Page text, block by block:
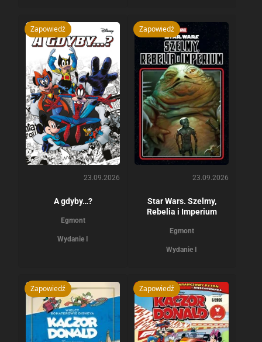
Zapowiedź
23.09.2026
A gdyby…?
Egmont
Wydanie I
Zapowiedź
23.09.2026
Star Wars. Szelmy,
Rebelia i Imperium
Egmont
Wydanie I
Zapowiedź Zapowiedź